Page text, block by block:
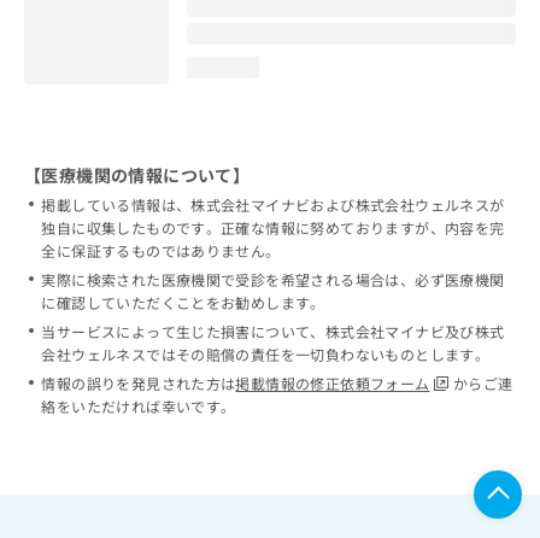
【医療機関の情報について】
掲載している情報は、株式会社マイナビおよび株式会社ウェルネスが
独自に収集したものです。正確な情報に努めておりますが、内容を完
全に保証するものではありません。
実際に検索された医療機関で受診を希望される場合は、必ず医療機関
に確認していただくことをお勧めします。
当サービスによって生じた損害について、株式会社マイナビ及び株式
会社ウェルネスではその賠償の責任を一切負わないものとします。
情報の誤りを発見された方は掲載情報の修正依頼フォーム
からご連
絡をいただければ幸いです。